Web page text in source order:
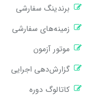
برندینگ سفارشی
زمینه‌های سفارشی
موتور آزمون
گزارش‌دهی اجرایی
کاتالوگ دوره